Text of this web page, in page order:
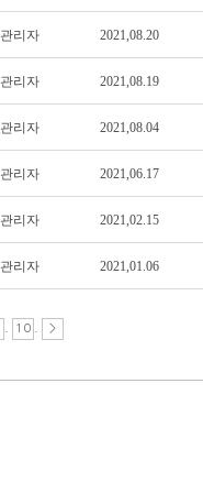
관리자 2021,08.20
관리자 2021,08.19
관리자 2021,08.04
관리자 2021,06.17
관리자 2021,02.15
관리자 2021,01.06
10 >